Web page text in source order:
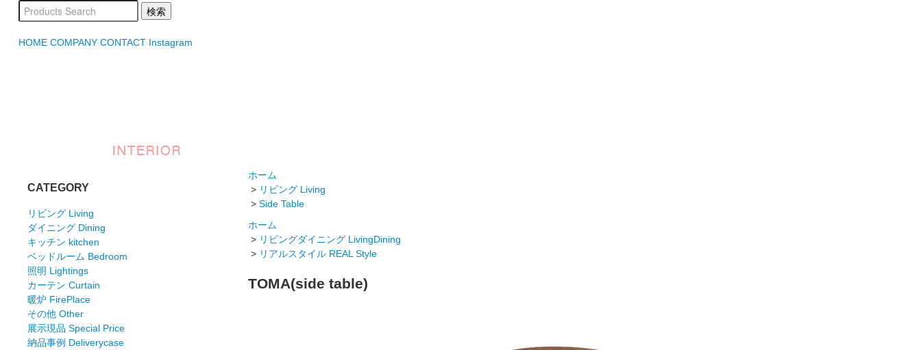
HOME COMPANY CONTACT Instagram
ホーム
> リビング Living
>Side Table
ホーム
> リビングダイニング LivingDining
> リアルスタイル REAL Style
TOMA(side table)
CATEGORY
リビング Living
ダイニング Dining
キッチン kitchen
ベッドルーム Bedroom
照明 Lightings
カーテン Curtain
暖炉 FirePlace
その他 Other
展示現品 Special Price
納品事例 Deliverycase